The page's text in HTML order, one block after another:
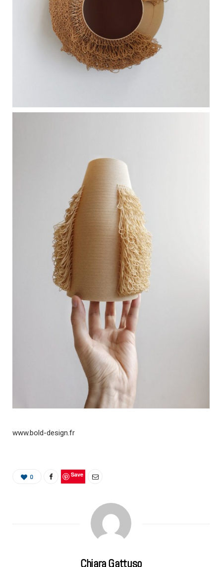
www.bold-design.fr
0 Save
Chiara Gattuso